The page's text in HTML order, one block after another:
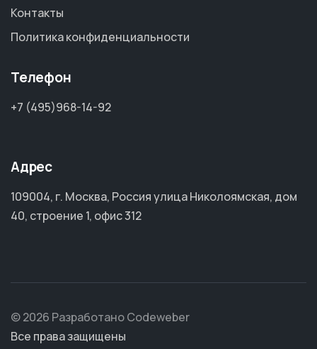
Контакты
Политика конфиденциальности
Телефон
+7 (495)968-14-92
Адрес
109004, г. Москва, Россия улица Николоямская, дом
40, строение 1, офис 312
© 2026 Разработано Codeweber
Все права защищены